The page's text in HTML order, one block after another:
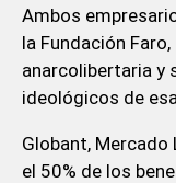
Ambos
la Fundación
anarcolibertaria y
ideológicos de
Globant,
el 50% de los